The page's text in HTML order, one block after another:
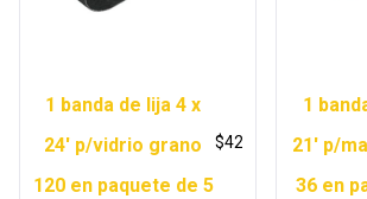
1 banda de lija 4 x
24′ p/vidrio grano
120 en paquete de 5
$42
1
21′ p/
36 en